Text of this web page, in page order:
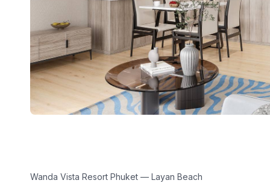
Wanda Vista Resort Phuket — Layan Beach